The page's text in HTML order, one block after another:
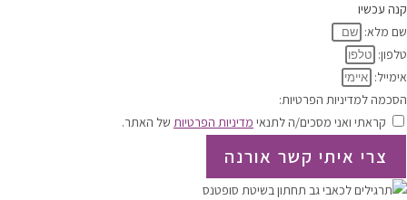
קנה עכשיו
שם מלא:
טלפון:
אימייל:
הסכמה למדיניות הפרטיות:
קראתי ואני מסכים/ה לתנאי מדיניות הפרטיות של האתר.
צרי איתי קשר אורנה